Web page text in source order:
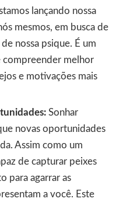
lançando nossa
mesmos, em busca de
nossa psique. É um
compreender melhor
e motivações mais
Sonhar
novas oportunidades
Assim como um
de capturar peixes
para agarrar as
a você. Este